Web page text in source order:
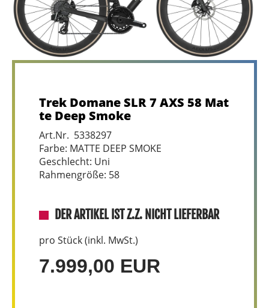
Trek Domane SLR 7 AXS 58 Mat
te Deep Smoke
Art.Nr. 5338297
Farbe: MATTE DEEP SMOKE
Geschlecht: Uni
Rahmengröße: 58
DER ARTIKEL IST Z.Z. NICHT LIEFERBAR
pro Stück (inkl. MwSt.)
7.999,00 EUR